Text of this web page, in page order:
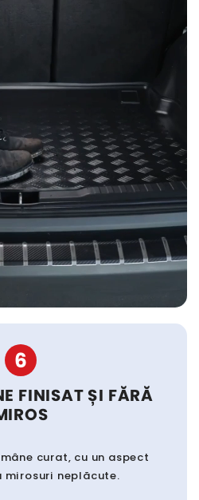
6
FINISAT ȘI FĂRĂ
curat, cu un aspect
neplăcute.